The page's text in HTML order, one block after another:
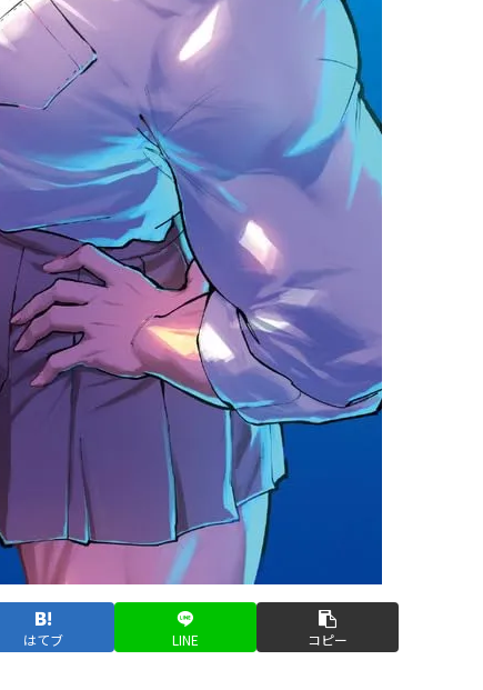
はてブ LINE コピー